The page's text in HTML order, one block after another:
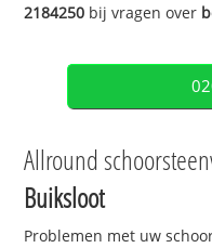
2184250 bij vragen over
Allround
Buiksloot
Problemen met uw